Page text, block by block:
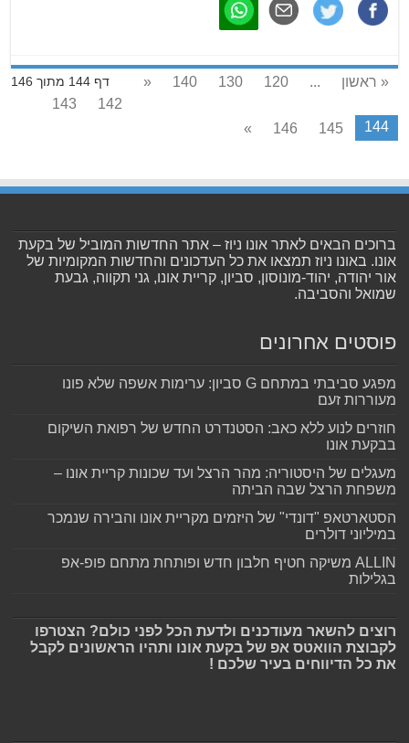
דף 144 מתוך 146 « ראשון ...
120
130
140
«
142
143
144
145
146
»
ברוכים הבאים לאתר אונו ניוז – אתר החדשות המוביל של בקעת
אונו. באונו ניוז תמצאו את כל העדכונים והחדשות המקומיות של
אור יהודה, יהוד-מונוסון, סביון, קריית אונו, גני תקווה, גבעת
שמואל והסביבה.
פוסטים אחרונים
מפגע סביבתי במתחם G סביון: ערימות אשפה שלא פונו
מעוררות זעם
חוזרים לנוע ללא כאב: הסטנדרט החדש של רפואת השיקום
בבקעת אונו
מעגלים של היסטוריה: מהר הרצל ועד שכונות קריית אונו –
משפחת הרצל שבה הביתה
הסטארטאפ "דונדי" של היזמים מקריית אונו והבירה שנמכר
במיליוני דולרים
ALLIN משיקה חטיף חלבון חדש ופותחת מתחם פופ-אפ
בגלילות
רוצים להשאר מעודכנים ולדעת הכל לפני כולם? הצטרפו
לקבוצת הוואטס אפ של בקעת אונו ותהיו הראשונים לקבל
את כל הדיווחים בעיר שלכם !